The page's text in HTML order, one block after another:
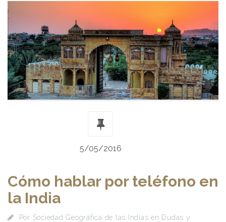
5/05/2016
Cómo hablar por teléfono en
la India
Por Sociedad Geográfica de las Indias en Dudas y